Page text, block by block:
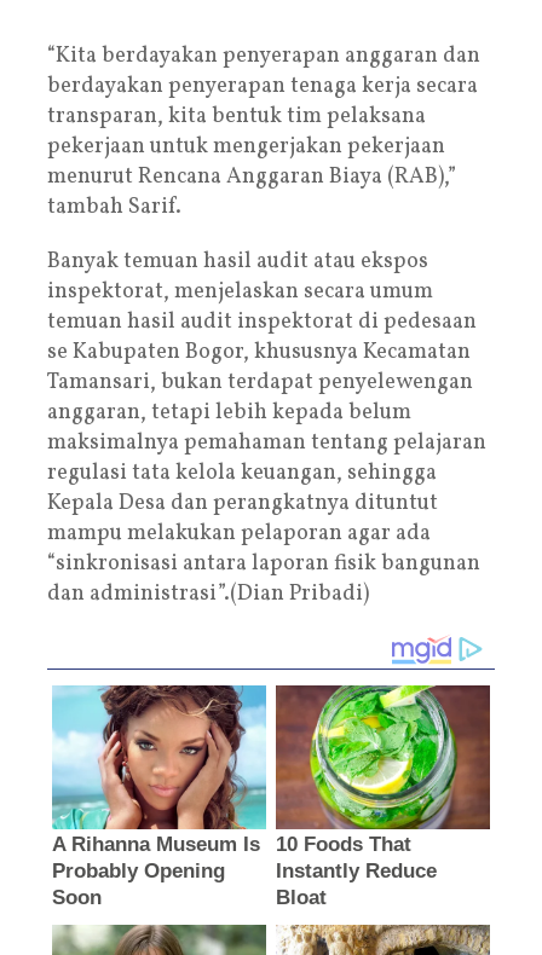
“Kita berdayakan penyerapan anggaran dan
berdayakan penyerapan tenaga kerja secara
transparan, kita bentuk tim pelaksana
pekerjaan untuk mengerjakan pekerjaan
menurut Rencana Anggaran Biaya (RAB),”
tambah Sarif.
Banyak temuan hasil audit atau ekspos
inspektorat, menjelaskan secara umum
temuan hasil audit inspektorat di pedesaan
se Kabupaten Bogor, khususnya Kecamatan
Tamansari, bukan terdapat penyelewengan
anggaran, tetapi lebih kepada belum
maksimalnya pemahaman tentang pelajaran
regulasi tata kelola keuangan, sehingga
Kepala Desa dan perangkatnya dituntut
mampu melakukan pelaporan agar ada
“sinkronisasi antara laporan fisik bangunan
dan administrasi”.(Dian Pribadi)